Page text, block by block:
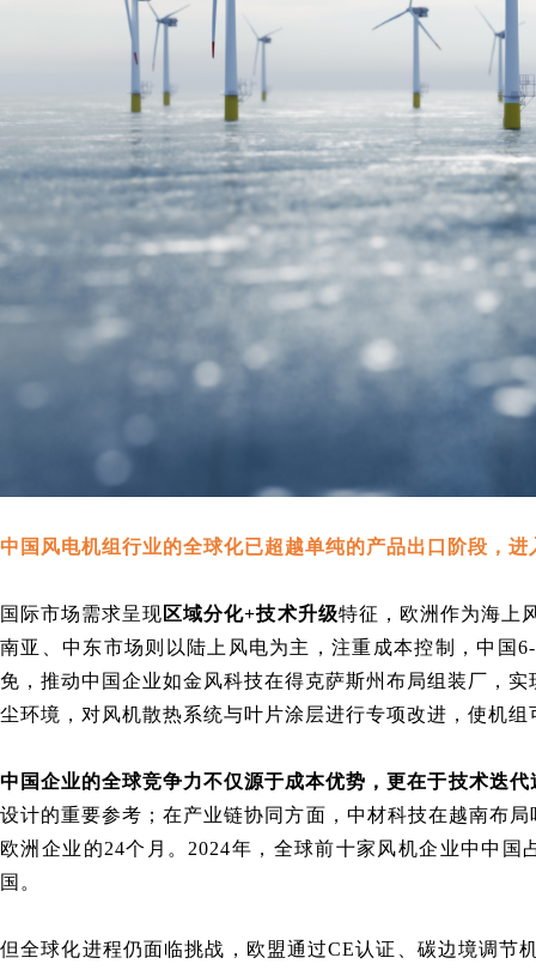
中国风电机组行业的全球化已超越单纯的产品出口阶段，
国际市场需求呈现 区域分化+技术升级特征 ， 欧洲作为海上
南亚、中东市场则以陆上风电为主，注重成本控制，中国
免，推动中国企业如金风科技在得克萨斯州布局组装厂，
尘环境，对风机散热系统与叶片涂层进行专项改进，使机
中国企业的全球竞争力不仅源于成本优势，更在于技术迭
设计的重要参考；在产业链协同方面，中材科技在越南布
欧洲企业的24个月。2024年，全球前十家风机企业中中
国。
但全球化进程仍面临挑战 ， 欧盟通过CE认证、碳边境调节